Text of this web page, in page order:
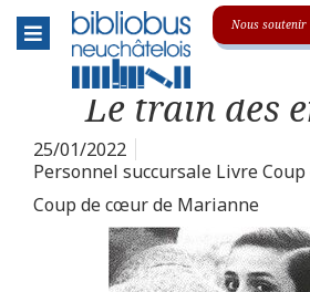
Menu
Le réseau
L'association
La centrale
Animations & événements
Soutenir le Bibliobus
Nous soutenir
Le train des
25/01/2022
Personnel succursale Livre
Coup de cœur de Marianne